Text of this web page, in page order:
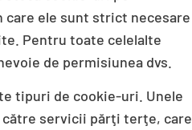
care ele sunt strict necesare
Pentru toate celelalte
de permisiunea dvs.
tipuri de cookie-uri. Unele
servicii părţi terţe, care